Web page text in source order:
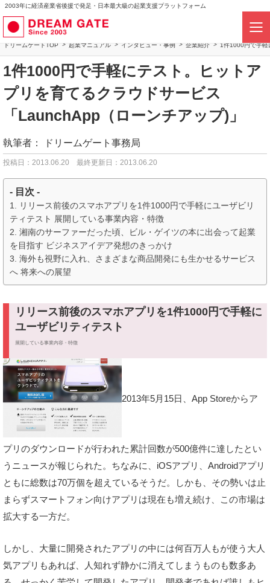
2003年に経済産業省後援で発足・日本最大級の起業支援プラットフォーム
ドリームゲートTOP 起業マニュアル インタビュー・事例 企業紹介 1件1000円で手軽
1件1000円で手軽にテスト。ヒットア
プリを育てるクラウドサービス
「LaunchApp（ローンチアップ)」
執筆者： ドリームゲート事務局
投稿日：2013.06.20 最終更新日：2013.06.20
- 目次 -
リリース前後のスマホアプリを1件1000円で手軽にユーザビリ
ティテスト 展開している事業内容・特徴
湘南のサーファーだった頃、ビル・ゲイツの本に出会って起業
を目指す ビジネスアイデア発想のきっかけ
海外も視野に入れ、さまざまな商品開発にも生かせるサービス
へ 将来への展望
リリース前後のスマホアプリを1件1000円で手軽に
ユーザビリティテスト
展開している事業内容・特徴
2013年5月15日、App Storeからア
プリのダウンロードが行われた累計回数が500億件に達したとい
うニュースが報じられた。ちなみに、iOSアプリ、Androidアプリ
ともに総数は70万個を超えているそうだ。しかも、その勢いは止
まらずスマートフォン向けアプリは現在も増え続け、この市場は
拡大する一方だ。
しかし、大量に開発されたアプリの中には何百万人もが使う大人
気アプリもあれば、人知れず静かに消えてしまうものも数多あ